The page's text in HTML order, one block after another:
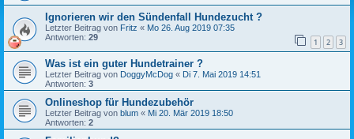
Ignorieren wir den Sündenfall Hundezucht ?
Letzter Beitrag von Fritz « Mo 26. Aug 2019 07:35
Antworten: 29 1 2 3
Was ist ein guter Hundetrainer ?
Letzter Beitrag von DoggyMcDog « Di 7. Mai 2019 14:51
Antworten: 3
Onlineshop für Hundezubehör
Letzter Beitrag von blum « Mi 20. Mär 2019 18:50
Antworten: 2